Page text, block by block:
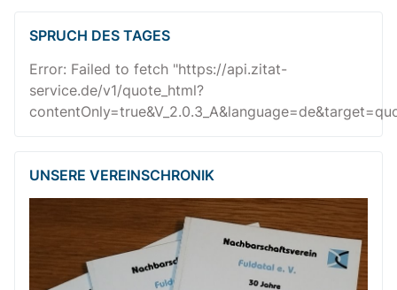
SPRUCH DES TAGES
Error: Failed to fetch "https://api.zitat-
service.de/v1/quote_html?
UNSERE VEREINSCHRONIK